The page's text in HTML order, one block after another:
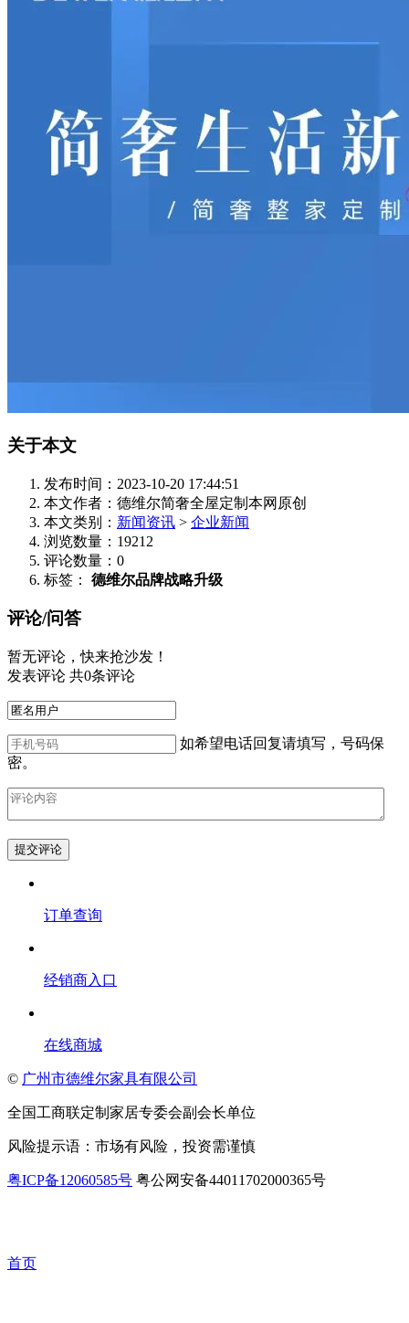
关于本文
发布时间：2023-10-20 17:44:51
本文作者：德维尔简奢全屋定制 本网原创
本文类别： 新闻资讯 > 企业新闻
浏览数量：19212
评论数量：0
标签： 德维尔品牌战略升级
评论/问答
暂无评论，快来抢沙发！
发表评论 共0条评论
如希望电话回复请填写，号码保
密。
订单查询
经销商入口
在线商城
© 广州市德维尔家具有限公司
全国工商联定制家居专委会副会长单位
风险提示语：市场有风险，投资需谨慎
粤ICP备12060585号 粤公网安备44011702000365号
首页